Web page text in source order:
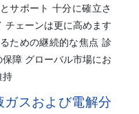
サポート 十分に確立さ
チェーンは更に高めます
ための継続的な焦点 診
障 グローバル市場にお
持
スおよび電解分